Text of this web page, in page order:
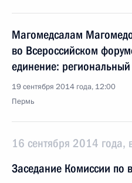
Магомедсалам
во Всероссийском
единение: региональный
19 сентября 2014 года, 12:00
Пермь
16 сентября 2014 года,
Заседание Комиссии по